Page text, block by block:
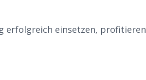
erfolgreich einsetzen, profitieren